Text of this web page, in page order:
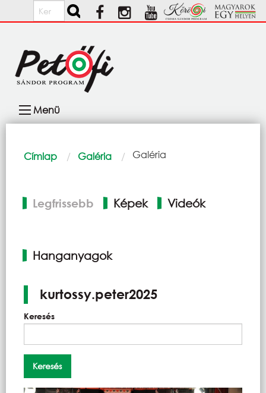
Ugrás a tartalomra
Keresés
navigáció
Menü
Morzsa
Címlap Galéria Current:
Galéria
fülek
Legfrissebb Képek Videók
Hanganyagok
kurtossy.peter2025
Keresés